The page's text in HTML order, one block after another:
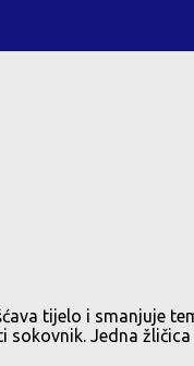
tijelo i smanjuje
Jedna